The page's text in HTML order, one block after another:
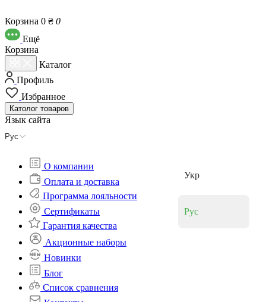
Корзина 0 ₴ 0
Eщё
Корзина
Каталог
Профиль
Избранное
Католог товаров
Язык сайта
Рус
Укр
Рус
О компании
Оплата и доставка
Программа лояльности
Сертификаты
Гарантия качества
Акционные наборы
Новинки
Блог
Список сравнения